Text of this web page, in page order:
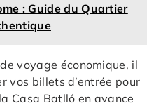
: Guide du Quartier
voyage économique, il
vos billets d’entrée pour
Casa Batlló en avance